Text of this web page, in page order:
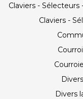
Claviers -
Claviers -
Divers